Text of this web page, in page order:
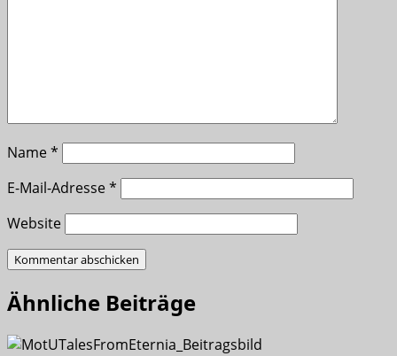
Name*
E-Mail-Adresse*
Website
Ähnliche Beiträge